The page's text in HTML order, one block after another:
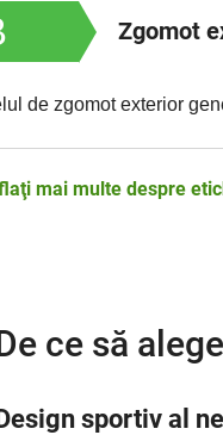
Zgomot
de zgomot exterior
mai multe despre
ce să
sportiv al